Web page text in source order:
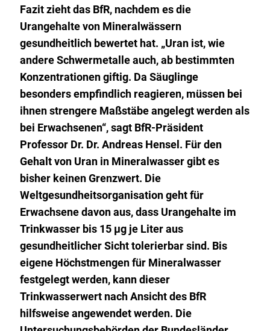
Fazit zieht das BfR, nachdem es die
Urangehalte von Mineralwässern
gesundheitlich bewertet hat. „Uran ist, wie
andere Schwermetalle auch, ab bestimmten
Konzentrationen giftig. Da Säuglinge
besonders empfindlich reagieren, müssen bei
ihnen strengere Maßstäbe angelegt werden als
bei Erwachsenen“, sagt BfR-Präsident
Professor Dr. Dr. Andreas Hensel. Für den
Gehalt von Uran in Mineralwasser gibt es
bisher keinen Grenzwert. Die
Weltgesundheitsorganisation geht für
Erwachsene davon aus, dass Urangehalte im
Trinkwasser bis 15 µg je Liter aus
gesundheitlicher Sicht tolerierbar sind. Bis
eigene Höchstmengen für Mineralwasser
festgelegt werden, kann dieser
Trinkwasserwert nach Ansicht des BfR
hilfsweise angewendet werden. Die